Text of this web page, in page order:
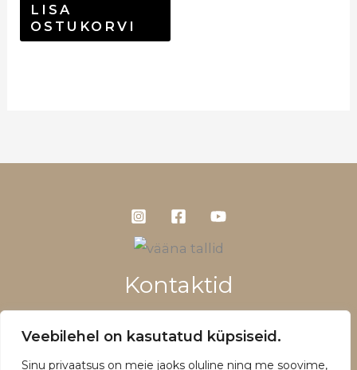
Veebilehel on kasutatud küpsiseid.
Sinu privaatsus on meie jaoks oluline ning me soovime,
LISA
OSTUKORVI
Kontaktid
+372 5660 1028